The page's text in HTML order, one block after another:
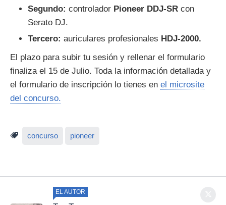
Segundo: controlador Pioneer DDJ-SR con
Serato DJ.
Tercero: auriculares profesionales HDJ-2000.
El plazo para subir tu sesión y rellenar el formulario
finaliza el 15 de Julio. Toda la información detallada y
el formulario de inscripción lo tienes en el microsite
del concurso.
concurso pioneer
EL AUTOR